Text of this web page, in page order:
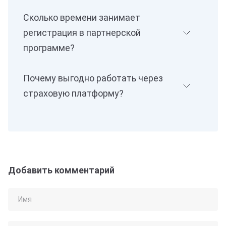
Сколько времени занимает
регистрация в партнерской
программе?
Почему выгодно работать через
страховую платформу?
Добавить комментарий